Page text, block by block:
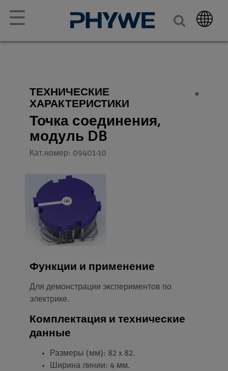
☰
ТЕХНИЧЕСКИЕ
ХАРАКТЕРИСТИКИ
Точка соединения,
модуль DB
Кат.номер: 09401-10
Функции и применение
Для демонстрации экспериментов по
электрике.
Комплектация и технические
данные
Размеры (мм): 82 x 82.
Ширина линии: 4 мм.